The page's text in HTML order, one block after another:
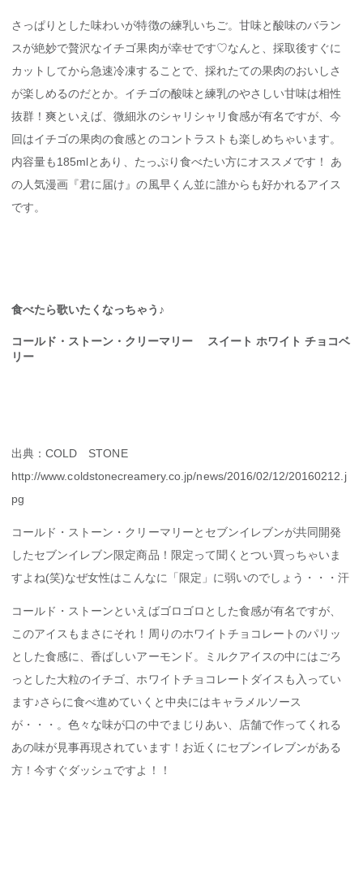
さっぱりとした味わいが特徴の練乳いちご。甘味と酸味のバラン
スが絶妙で贅沢なイチゴ果肉が幸せです♡なんと、採取後すぐに
カットしてから急速冷凍することで、採れたての果肉のおいしさ
が楽しめるのだとか。イチゴの酸味と練乳のやさしい甘味は相性
抜群！爽といえば、微細氷のシャリシャリ食感が有名ですが、今
回はイチゴの果肉の食感とのコントラストも楽しめちゃいます。
内容量も185mlとあり、たっぷり食べたい方にオススメです！ あ
の人気漫画『君に届け』の風早くん並に誰からも好かれるアイス
です。
食べたら歌いたくなっちゃう♪
コールド・ストーン・クリーマリー スイート ホワイト チョコベ
リー
出典：COLD STONE
http://www.coldstonecreamery.co.jp/news/2016/02/12/20160212.j
pg
コールド・ストーン・クリーマリーとセブンイレブンが共同開発
したセブンイレブン限定商品！限定って聞くとつい買っちゃいま
すよね(笑)なぜ女性はこんなに「限定」に弱いのでしょう・・・汗
コールド・ストーンといえばゴロゴロとした食感が有名ですが、
このアイスもまさにそれ！周りのホワイトチョコレートのパリッ
とした食感に、香ばしいアーモンド。ミルクアイスの中にはごろ
っとした大粒のイチゴ、ホワイトチョコレートダイスも入ってい
ます♪さらに食べ進めていくと中央にはキャラメルソース
が・・・。色々な味が口の中でまじりあい、店舗で作ってくれる
あの味が見事再現されています！お近くにセブンイレブンがある
方！今すぐダッシュですよ！！